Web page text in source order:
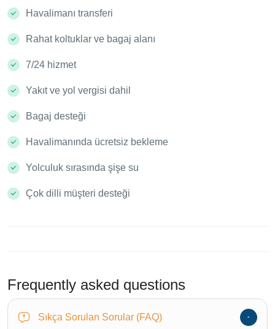
Havalimanı transferi
Rahat koltuklar ve bagaj alanı
7/24 hizmet
Yakıt ve yol vergisi dahil
Bagaj desteği
Havalimanında ücretsiz bekleme
Yolculuk sırasında şişe su
Çok dilli müşteri desteği
Frequently asked questions
Sıkça Sorulan Sorular (FAQ)